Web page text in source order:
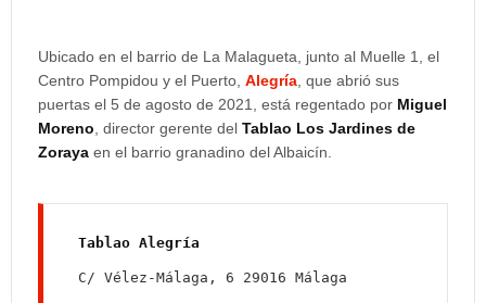
Ubicado en el barrio de La Malagueta, junto al Muelle 1, el
Centro Pompidou y el Puerto, Alegría , que abrió sus
puertas el 5 de agosto de 2021, está regentado por Miguel
Moreno , director gerente del Tablao Los Jardines de
Zoraya en el barrio granadino del Albaicín.
C/ Vélez-Málaga, 6 29016 Málaga